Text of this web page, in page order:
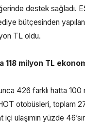
destek sağladı.
bütçesinden
TL oldu.
118 milyon TL
426 farklı hatta
otobüsleri, toplam
ulaşımın yüzde